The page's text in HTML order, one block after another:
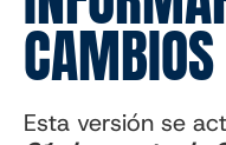
CAMBIOS
Esta versión se